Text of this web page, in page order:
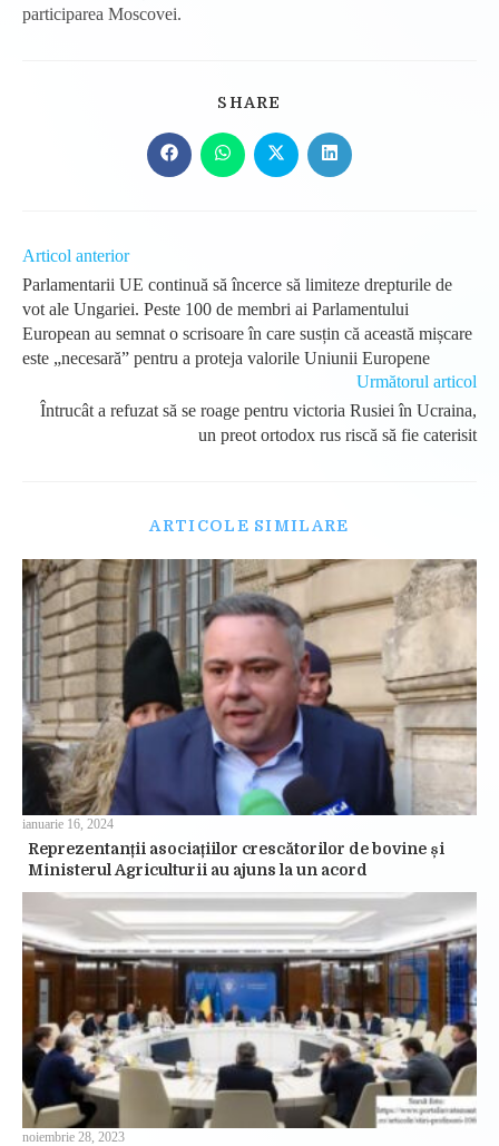
participarea Moscovei.
SHARE
CONTENT
Opens
in
Opens
in
Opens
in
Opens
in
Read
more
articles
Articol anterior
Parlamentarii UE continuă să încerce să limiteze drepturile de
vot ale Ungariei. Peste 100 de membri ai Parlamentului
European au semnat o scrisoare în care susțin că această mișcare
este „necesară” pentru a proteja valorile Uniunii Europene
Următorul articol
Întrucât a refuzat să se roage pentru victoria Rusiei în Ucraina,
un preot ortodox rus riscă să fie caterisit
ARTICOLE SIMILARE
Reprezentanții asociațiilor crescătorilor de bovine și
Ministerul Agriculturii au ajuns la un acord
ianuarie 16, 2024
noiembrie 28, 2023